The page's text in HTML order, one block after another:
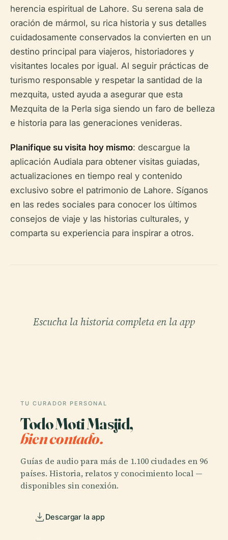
herencia espiritual de Lahore. Su serena sala de
oración de mármol, su rica historia y sus detalles
cuidadosamente conservados la convierten en un
destino principal para viajeros, historiadores y
visitantes locales por igual. Al seguir prácticas de
turismo responsable y respetar la santidad de la
mezquita, usted ayuda a asegurar que esta
Mezquita de la Perla siga siendo un faro de belleza
e historia para las generaciones venideras.
Planifique su visita hoy mismo: descargue la
aplicación Audiala para obtener visitas guiadas,
actualizaciones en tiempo real y contenido
exclusivo sobre el patrimonio de Lahore. Síganos
en las redes sociales para conocer los últimos
consejos de viaje y las historias culturales, y
comparta su experiencia para inspirar a otros.
Escucha la historia completa en la app
TU CURADOR PERSONAL
Todo Moti Masjid,
bien contado.
Guías de audio para más de 1.100 ciudades en 96
países. Historia, relatos y conocimiento local —
disponibles sin conexión.
Descargar la app